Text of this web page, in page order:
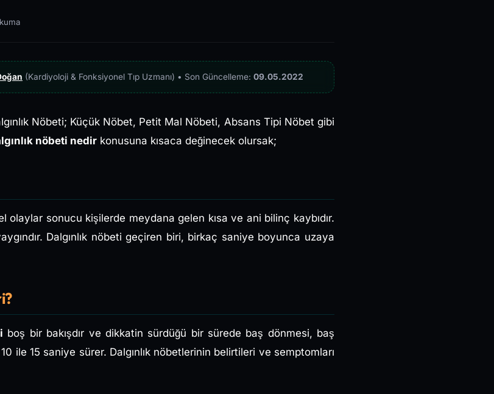
(Kardiyoloji & Fonksiyonel Tıp Uzmanı) • Son Güncelleme: 09.05.2022
Nöbeti; Küçük Nöbet, Petit Mal Nöbeti, Absans Tipi Nöbet gibi
nöbeti nedir konusuna kısaca değinecek olursak;
olaylar sonucu kişilerde meydana gelen kısa ve ani bilinç kaybıdır.
Dalgınlık nöbeti geçiren biri, birkaç saniye boyunca uzaya
boş bir bakışdır ve dikkatin sürdüğü bir sürede baş dönmesi, baş
10 ile 15 saniye sürer. Dalgınlık nöbetlerinin belirtileri ve semptomları